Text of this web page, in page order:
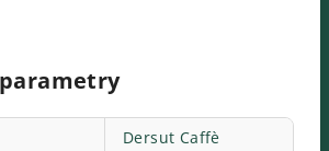
Dersut Caffè